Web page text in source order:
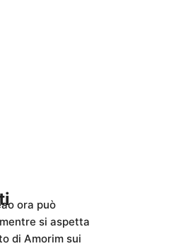
ora può
si aspetta
di Amorim sui